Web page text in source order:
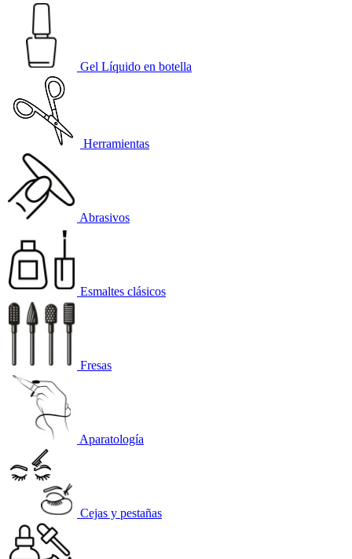
Gel Líquido en botella
Herramientas
Abrasivos
Esmaltes clásicos
Fresas
Aparatología
Cejas y pestañas